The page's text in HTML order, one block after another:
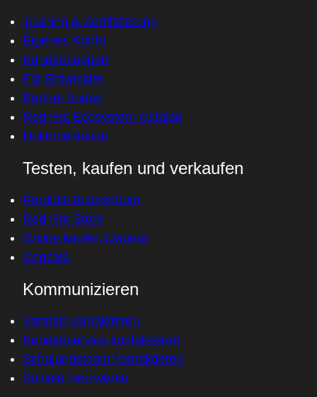
Training & Zertifizierung
Eigenes Konto
Kundensupport
Für Entwickler
Partner finden
Red Hat Ecosystem Catalog
Dokumentation
Testen, kaufen und verkaufen
Produkt-Testzentrum
Red Hat Store
Online kaufen (Japan)
Console
Kommunizieren
Vertrieb kontaktieren
Kundenservice kontaktieren
Schulungsteam kontaktieren
Soziale Netzwerke